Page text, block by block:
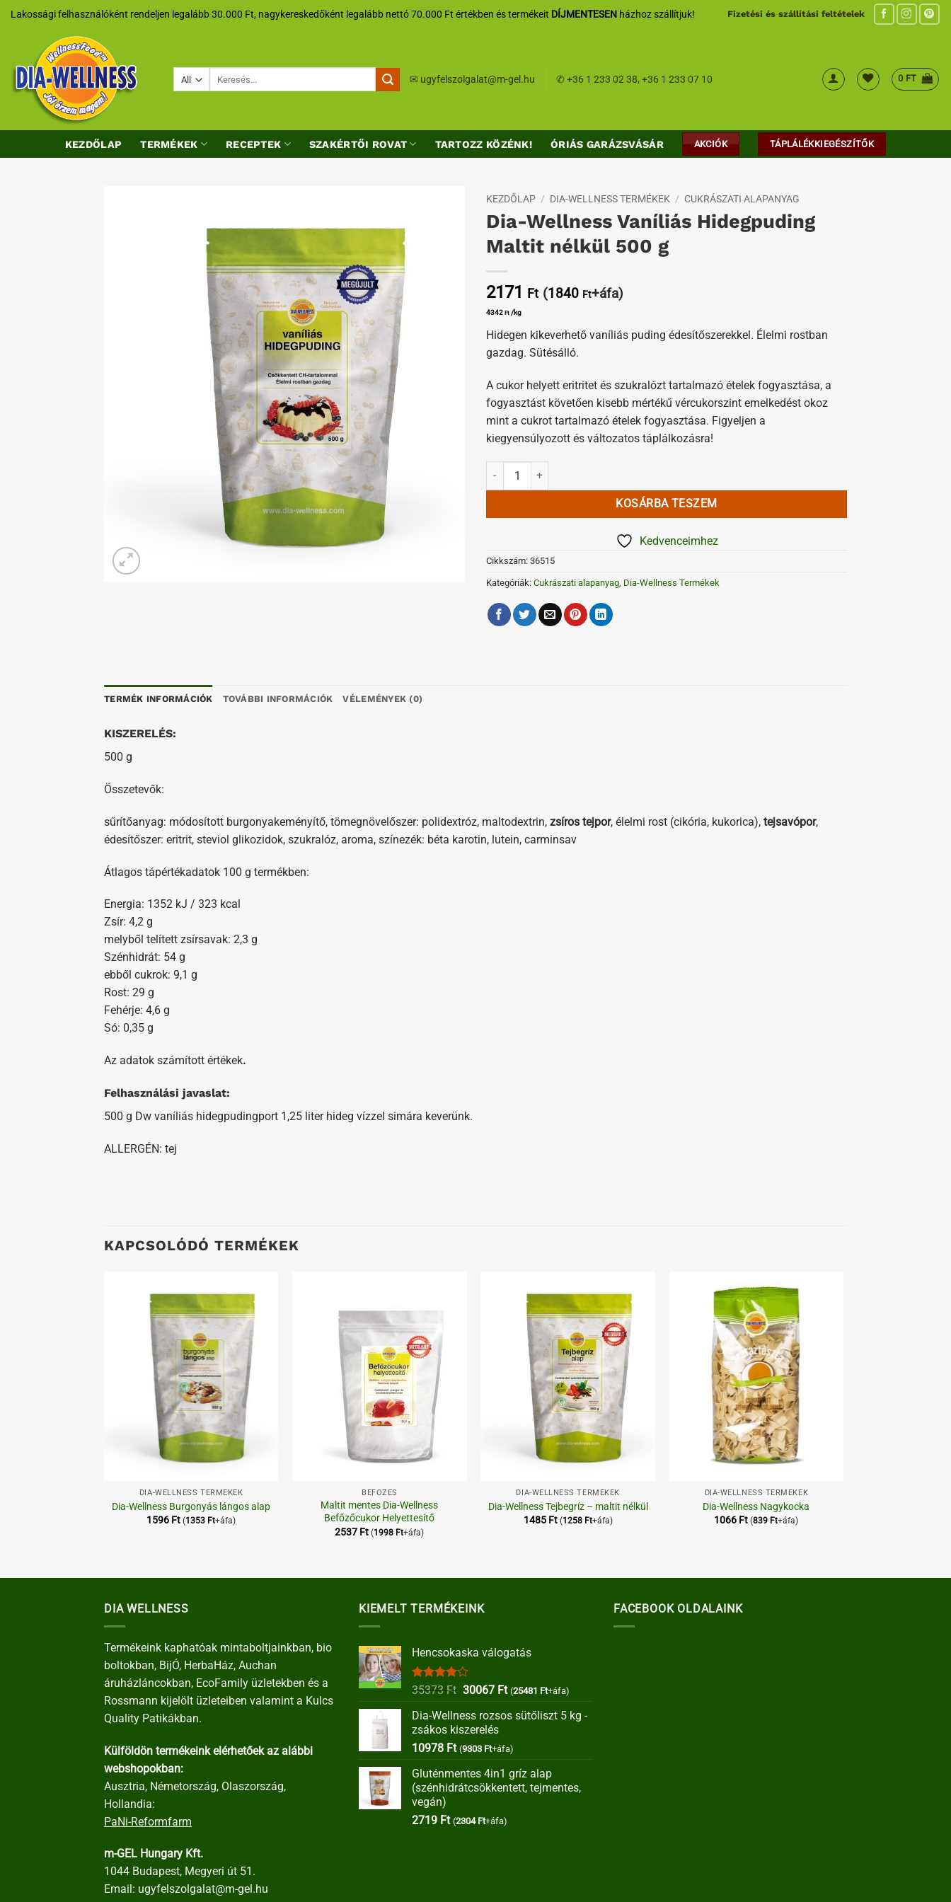
SkipLakossági felhasználóként rendeljen legalább 30.000 Ft, nagykereskedőként legalább nettó 70.000 Ft értékben és termékeit DÍJMENTESEN házhoz szállítjuk! Fizetési és szállítási feltételek
✉ ugyfelszolgalat@m-gel.hu ✆+36 1 233 02 38,+36 1 233 07 10 0 FT
KEZDŐLAP TERMÉKEK RECEPTEK SZAKÉRTŐI ROVAT TARTOZZ KÖZÉNK! ÓRIÁS GARÁZSVÁSÁR AKCIÓK TÁPLÁLÉKKIEGÉSZÍTŐK
Kedvenceimhez
KEZDŐLAP / DIA-WELLNESS TERMÉKEK / CUKRÁSZATI ALAPANYAG
Dia-Wellness Vaníliás Hidegpuding
Maltit nélkül 500 g
2171 Ft (1840 Ft+áfa)
4342 Ft /kg
Hidegen kikeverhető vaníliás puding édesítőszerekkel. Élelmi rostban
gazdag. Sütésálló.
A cukor helyett eritritet és szukralózt tartalmazó ételek fogyasztása, a
fogyasztást követően kisebb mértékű vércukorszint emelkedést okoz
mint a cukrot tartalmazó ételek fogyasztása. Figyeljen a
kiegyensúlyozott és változatos táplálkozásra!
Dia-Wellness Vaníliás Hidegpuding Maltit nélkül 500 g mennyiség
KOSÁRBA TESZEM
Kedvenceimhez
Cikkszám: 36515
Kategóriák: Cukrászati alapanyag, Dia-Wellness Termékek
TERMÉK INFORMÁCIÓK TOVÁBBI INFORMÁCIÓK VÉLEMÉNYEK (0)
KISZERELÉS:
500 g
Összetevők:
sűrítőanyag: módosított burgonyakeményítő, tömegnövelőszer: polidextróz, maltodextrin, zsíros tejpor, élelmi rost (cikória, kukorica), tejsavópor,
édesítőszer: eritrit, steviol glikozidok, szukralóz, aroma, színezék: béta karotin, lutein, carminsav
Átlagos tápértékadatok 100 g termékben:
Energia: 1352 kJ / 323 kcal
Zsír: 4,2 g
melyből telített zsírsavak: 2,3 g
Szénhidrát: 54 g
ebből cukrok: 9,1 g
Rost: 29 g
Fehérje: 4,6 g
Só: 0,35 g
Az adatok számított értékek.
Felhasználási javaslat:
500 g Dw vaníliás hidegpudingport 1,25 liter hideg vízzel simára keverünk.
ALLERGÉN: tej
KAPCSOLÓDÓ TERMÉKEK
Kedvenceimhez
DIA-WELLNESS TERMÉKEK
Dia-Wellness Burgonyás lángos alap
1596 Ft (1353 Ft+áfa)
Kedvenceimhez
BEFŐZÉS
Maltit mentes Dia-Wellness
Befőzőcukor Helyettesítő
2537 Ft (1998 Ft+áfa)
Kedvenceimhez
DIA-WELLNESS TERMÉKEK
Dia-Wellness Tejbegríz – maltit nélkül
1485 Ft (1258 Ft+áfa)
Kedvenceimhez
DIA-WELLNESS TERMÉKEK
Dia-Wellness Nagykocka
1066 Ft (839 Ft+áfa)
DIA WELLNESS
Termékeink kaphatóak mintaboltjainkban, bio
boltokban, BijÓ, HerbaHáz, Auchan
áruházláncokban, EcoFamily üzletekben és a
Rossmann kijelölt üzleteiben valamint a Kulcs
Quality Patikákban.
Külföldön termékeink elérhetőek az alábbi
webshopokban:
Ausztria, Németország, Olaszország,
Hollandia:
PaNi-Reformfarm
m-GEL Hungary Kft.
1044 Budapest, Megyeri út 51.
Email: ugyfelszolgalat@m-gel.hu
KIEMELT TERMÉKEINK
Hencsokaska válogatás
Értékelés:
35373Ft Original
was:
35373 Ft.
30067 FtCurrent
is:
(25481 Ft+áfa)
Dia-Wellness rozsos sütőliszt 5 kg -
zsákos kiszerelés
10978 Ft (9303 Ft+áfa)
Gluténmentes 4in1 gríz alap
(szénhidrátcsökkentett, tejmentes,
vegán)
2719 Ft (2304 Ft+áfa)
FACEBOOK OLDALAINK